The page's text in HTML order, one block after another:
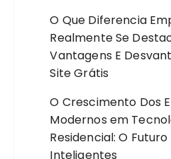
O Que Diferencia
Realmente Se
Vantagens E
Site Grátis
O Crescimento Dos
Modernos em
Residencial: O
Inteligentes